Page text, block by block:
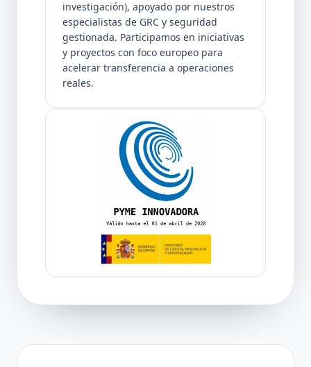
investigación), apoyado por nuestros
especialistas de GRC y seguridad
gestionada. Participamos en iniciativas
y proyectos con foco europeo para
acelerar transferencia a operaciones
reales.